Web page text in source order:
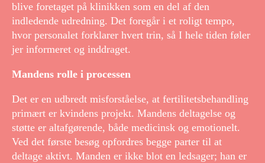
blive foretaget på klinikken som en del af den
indledende udredning. Det foregår i et roligt tempo,
hvor personalet forklarer hvert trin, så I hele tiden føler
jer informeret og inddraget.
Mandens rolle i processen
Det er en udbredt misforståelse, at fertilitetsbehandling
primært er kvindens projekt. Mandens deltagelse og
støtte er altafgørende, både medicinsk og emotionelt.
Ved det første besøg opfordres begge parter til at
deltage aktivt. Manden er ikke blot en ledsager; han er